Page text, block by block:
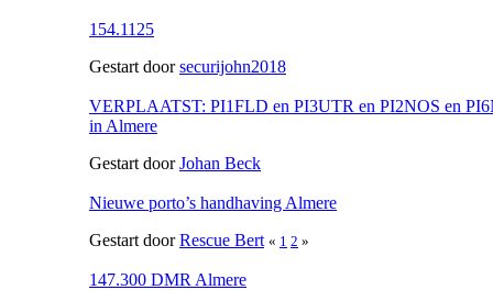
154.1125
Gestart doorsecurijohn2018
VERPLAATST: PI1FLD en PI3UTR en PI2NOS en
in Almere
Gestart doorJohan Beck
Nieuwe porto’s handhaving Almere
Gestart doorRescue Bert « 1 2 »
147.300 DMR Almere